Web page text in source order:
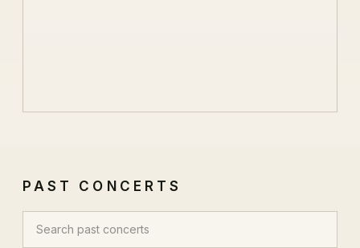
PAST CONCERTS